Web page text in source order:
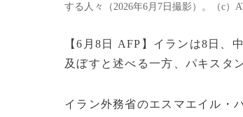
する人々（2026年6月7日撮影）。（c）
【6月8日 AFP】イランは8日、
及ぼすと述べる一方、パキスタ
イラン外務省のエスマエイル・